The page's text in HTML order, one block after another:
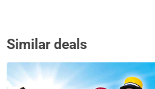
Similar deals